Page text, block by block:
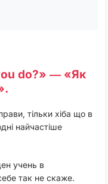
do?» ― «Як
тільки хіба що в
найчастіше
учень в
так не скаже.